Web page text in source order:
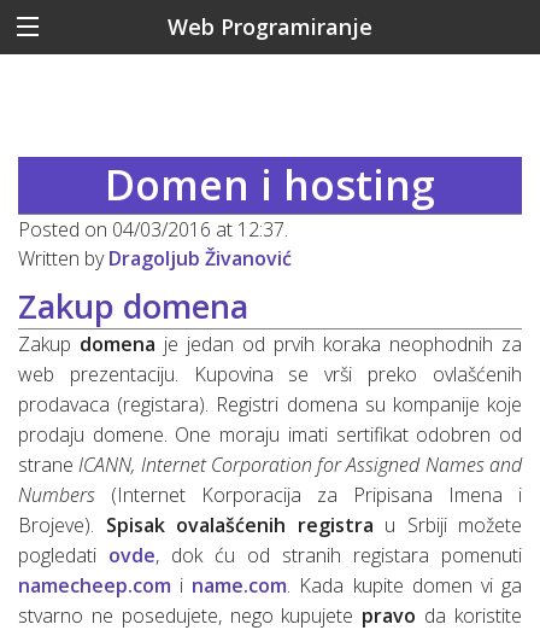
Web Programiranje
Domen i hosting
Posted on 04/03/2016 at 12:37.
Written byDragoljub Živanović
Zakup domena
Zakup domena je jedan od prvih koraka neophodnih za
web prezentaciju. Kupovina se vrši preko ovlašćenih
prodavaca (registara). Registri domena su kompanije koje
prodaju domene. One moraju imati sertifikat odobren od
straneICANN, Internet Corporation for Assigned Names and
Numbers (Internet Korporacija za Pripisana Imena i
Brojeve). Spisak ovalašćenih registra u Srbiji možete
pogledati ovde, dok ću od stranih registara pomenuti
namecheep.com i name.com. Kada kupite domen vi ga
stvarno ne posedujete, nego kupujete pravo da koristite